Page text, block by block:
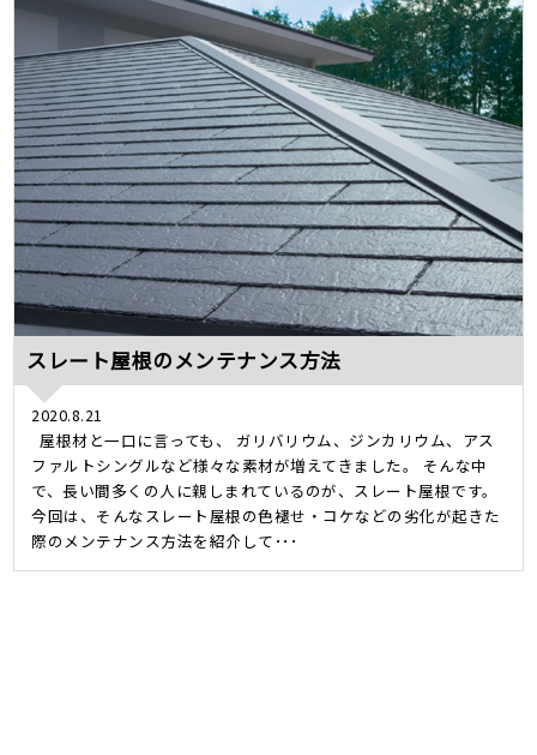
スレート屋根のメンテナンス方法
2020.8.21
屋根材と一口に言っても、 ガリバリウム、ジンカリウム、アス
ファルトシングルなど様々な素材が増えてきました。 そんな中
で、長い間多くの人に親しまれているのが、スレート屋根です。
今回は、そんなスレート屋根の色褪せ・コケなどの劣化が起きた
際のメンテナンス方法を紹介して･･･